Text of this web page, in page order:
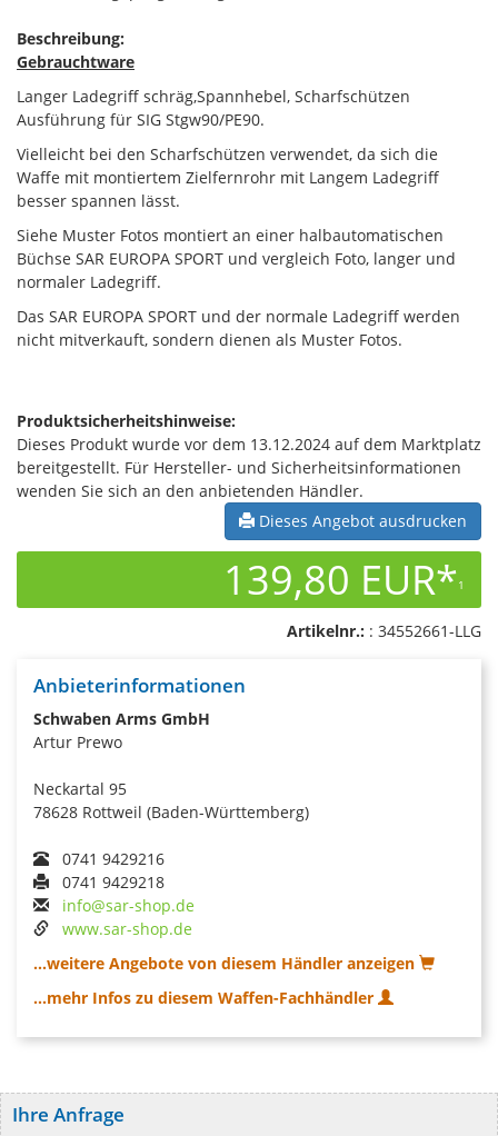
Beschreibung:
Gebrauchtware
Langer Ladegriff schräg,Spannhebel, Scharfschützen
Ausführung für SIG Stgw90/PE90.
Vielleicht bei den Scharfschützen verwendet, da sich die
Waffe mit montiertem Zielfernrohr mit Langem Ladegriff
besser spannen lässt.
Siehe Muster Fotos montiert an einer halbautomatischen
Büchse SAR EUROPA SPORT und vergleich Foto, langer und
normaler Ladegriff.
Das SAR EUROPA SPORT und der normale Ladegriff werden
nicht mitverkauft, sondern dienen als Muster Fotos.
Produktsicherheitshinweise:
Dieses Produkt wurde vor dem 13.12.2024 auf dem Marktplatz
bereitgestellt. Für Hersteller- und Sicherheitsinformationen
wenden Sie sich an den anbietenden Händler.
Dieses Angebot ausdrucken
139,80 EUR*1
Artikelnr.: : 34552661-LLG
Anbieterinformationen
Schwaben Arms GmbH
Artur Prewo
Neckartal 95
78628 Rottweil (Baden-Württemberg)
0741 9429216
0741 9429218
info@sar-shop.de
www.sar-shop.de
...weitere Angebote von diesem Händler anzeigen
...mehr Infos zu diesem Waffen-Fachhändler
Ihre Anfrage